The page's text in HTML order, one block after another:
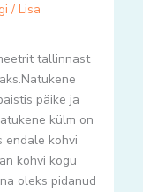
/ Lisa
tallinnast
päike ja
külm on
endale kohvi
kohvi kogu
oleks pidanud